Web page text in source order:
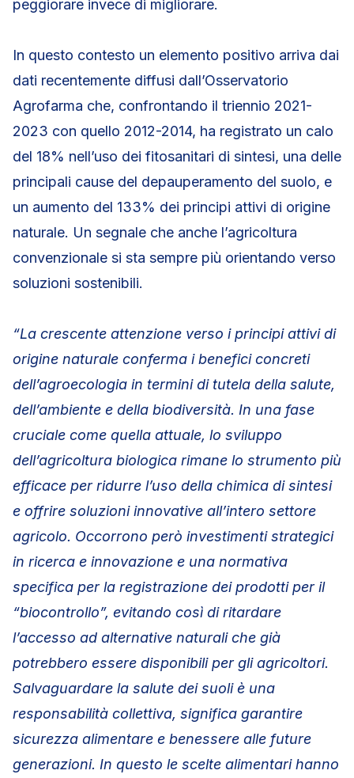
peggiorare invece di migliorare.
In questo contesto un elemento positivo arriva dai
dati recentemente diffusi dall’Osservatorio
Agrofarma che, confrontando il triennio 2021-
2023 con quello 2012-2014, ha registrato un calo
del 18% nell’uso dei fitosanitari di sintesi, una delle
principali cause del depauperamento del suolo, e
un aumento del 133% dei principi attivi di origine
naturale. Un segnale che anche l’agricoltura
convenzionale si sta sempre più orientando verso
soluzioni sostenibili.
“La crescente attenzione verso i principi attivi di
origine naturale conferma i benefici concreti
dell’agroecologia in termini di tutela della salute,
dell’ambiente e della biodiversità. In una fase
cruciale come quella attuale, lo sviluppo
dell’agricoltura biologica rimane lo strumento più
efficace per ridurre l’uso della chimica di sintesi
e offrire soluzioni innovative all’intero settore
agricolo. Occorrono però investimenti strategici
in ricerca e innovazione e una normativa
specifica per la registrazione dei prodotti per il
“biocontrollo”, evitando così di ritardare
l’accesso ad alternative naturali che già
potrebbero essere disponibili per gli agricoltori.
Salvaguardare la salute dei suoli è una
responsabilità collettiva, significa garantire
sicurezza alimentare e benessere alle future
generazioni. In questo le scelte alimentari hanno